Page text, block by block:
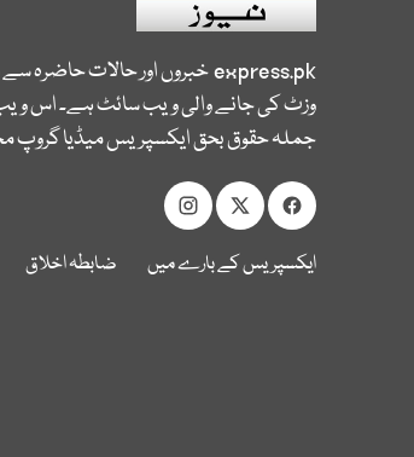
express.pkخبروں اور حالات حاضرہ
وزٹ کی جانے والی ویب سائٹ ہے۔ اس ویب
جملہ حقوق بحق ایکسپریس میڈیا گروپ
ایکسپریس کے بارے میں ضابطہ اخلاق